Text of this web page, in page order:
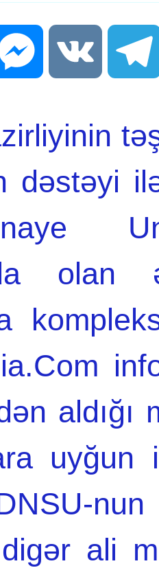
Messenger VK
dəstəyi
olan
uyğun
ali